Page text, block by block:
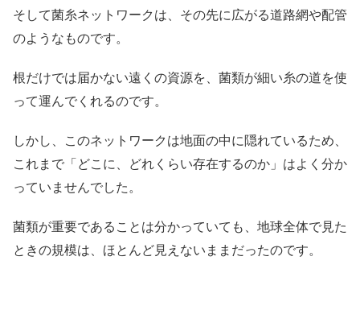
そして菌糸ネットワークは、その先に広がる道路網や配管
のようなものです。
根だけでは届かない遠くの資源を、菌類が細い糸の道を使
って運んでくれるのです。
しかし、このネットワークは地面の中に隠れているため、
これまで「どこに、どれくらい存在するのか」はよく分か
っていませんでした。
菌類が重要であることは分かっていても、地球全体で見た
ときの規模は、ほとんど見えないままだったのです。